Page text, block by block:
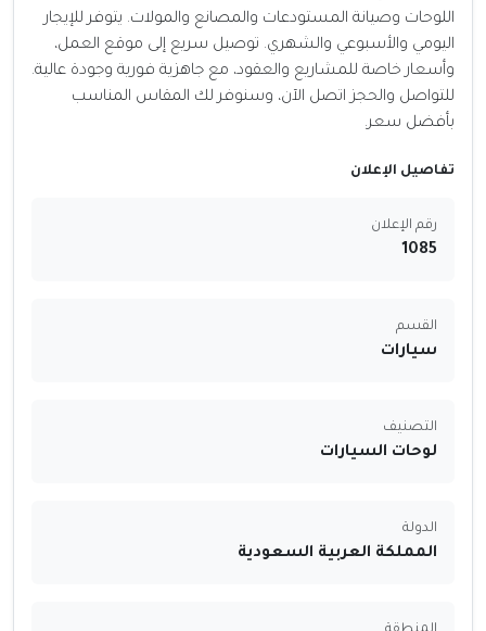
اللوحات وصيانة المستودعات والمصانع والمولات. يتوفر للإيجار
اليومي والأسبوعي والشهري. توصيل سريع إلى موقع العمل،
وأسعار خاصة للمشاريع والعقود، مع جاهزية فورية وجودة عالية.
للتواصل والحجز اتصل الآن، وسنوفر لك المقاس المناسب
بأفضل سعر.
تفاصيل الإعلان
رقم الإعلان
1085
القسم
سيارات
التصنيف
لوحات السيارات
الدولة
المملكة العربية السعودية